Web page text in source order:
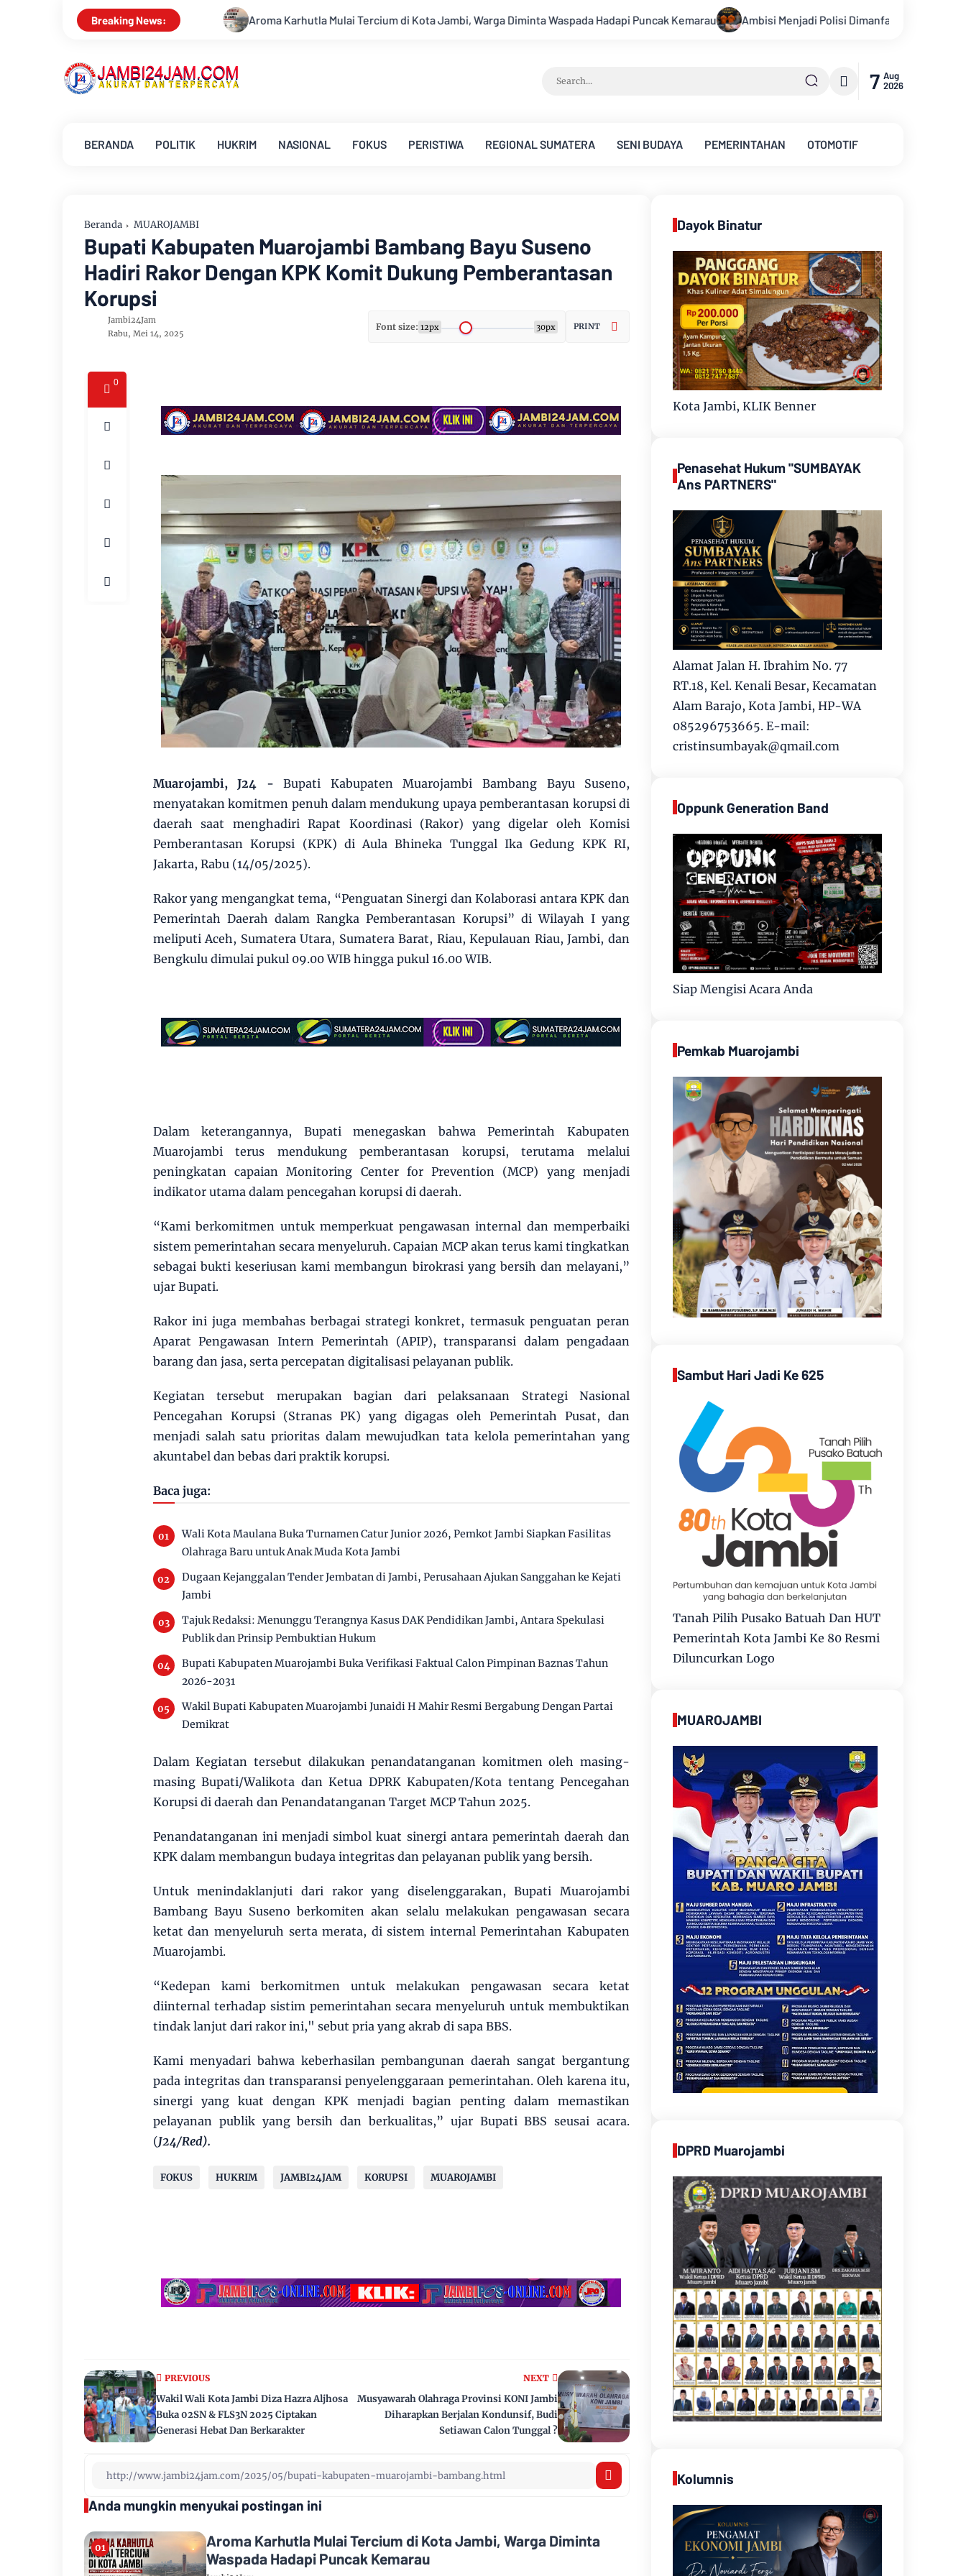
Breaking News:
Aroma Karhutla Mulai Tercium di Kota Jambi, Warga Diminta Waspada Hadapi Puncak Kemarau Ambisi Menjadi Polisi Dimanfaatkan Oknum, Dua Anggota Polda Jambi
7 Aug
2026
BERANDA POLITIK HUKRIM NASIONAL FOKUS PERISTIWA REGIONAL SUMATERA SENI BUDAYA PEMERINTAHAN OTOMOTIF
Beranda MUAROJAMBI
Bupati Kabupaten Muarojambi Bambang Bayu Suseno
Hadiri Rakor Dengan KPK Komit Dukung Pemberantasan
Korupsi
Jambi24Jam
Rabu, Mei 14, 2025
Font size: 12px 30px PRINT
0
Muarojambi, J24 -Bupati Kabupaten Muarojambi Bambang Bayu Suseno,
menyatakan komitmen penuh dalam mendukung upaya pemberantasan korupsi di
daerah saat menghadiri Rapat Koordinasi (Rakor) yang digelar oleh Komisi
Pemberantasan Korupsi (KPK) di Aula Bhineka Tunggal Ika Gedung KPK RI,
Jakarta, Rabu (14/05/2025).
Rakor yang mengangkat tema, “Penguatan Sinergi dan Kolaborasi antara KPK dan
Pemerintah Daerah dalam Rangka Pemberantasan Korupsi” di Wilayah I yang
meliputi Aceh, Sumatera Utara, Sumatera Barat, Riau, Kepulauan Riau, Jambi, dan
Bengkulu dimulai pukul 09.00 WIB hingga pukul 16.00 WIB.
Dalam keterangannya, Bupati menegaskan bahwa Pemerintah Kabupaten
Muarojambi terus mendukung pemberantasan korupsi, terutama melalui
peningkatan capaian Monitoring Center for Prevention (MCP) yang menjadi
indikator utama dalam pencegahan korupsi di daerah.
“Kami berkomitmen untuk memperkuat pengawasan internal dan memperbaiki
sistem pemerintahan secara menyeluruh. Capaian MCP akan terus kami tingkatkan
sebagai bukti keseriusan kami membangun birokrasi yang bersih dan melayani,”
ujar Bupati.
Rakor ini juga membahas berbagai strategi konkret, termasuk penguatan peran
Aparat Pengawasan Intern Pemerintah (APIP), transparansi dalam pengadaan
barang dan jasa, serta percepatan digitalisasi pelayanan publik.
Kegiatan tersebut merupakan bagian dari pelaksanaan Strategi Nasional
Pencegahan Korupsi (Stranas PK) yang digagas oleh Pemerintah Pusat, dan
menjadi salah satu prioritas dalam mewujudkan tata kelola pemerintahan yang
akuntabel dan bebas dari praktik korupsi.
Baca juga:
Wali Kota Maulana Buka Turnamen Catur Junior 2026, Pemkot Jambi Siapkan Fasilitas
Olahraga Baru untuk Anak Muda Kota Jambi
Dugaan Kejanggalan Tender Jembatan di Jambi, Perusahaan Ajukan Sanggahan ke Kejati
Jambi
Tajuk Redaksi: Menunggu Terangnya Kasus DAK Pendidikan Jambi, Antara Spekulasi
Publik dan Prinsip Pembuktian Hukum
Bupati Kabupaten Muarojambi Buka Verifikasi Faktual Calon Pimpinan Baznas Tahun
2026-2031
Wakil Bupati Kabupaten Muarojambi Junaidi H Mahir Resmi Bergabung Dengan Partai
Demikrat
Dalam Kegiatan tersebut dilakukan penandatanganan komitmen oleh masing-
masing Bupati/Walikota dan Ketua DPRK Kabupaten/Kota tentang Pencegahan
Korupsi di daerah dan Penandatanganan Target MCP Tahun 2025.
Penandatanganan ini menjadi simbol kuat sinergi antara pemerintah daerah dan
KPK dalam membangun budaya integritas dan pelayanan publik yang bersih.
Untuk menindaklanjuti dari rakor yang diselenggarakan, Bupati Muarojambi
Bambang Bayu Suseno berkomiten akan selalu melakukan pengawasan secara
ketat dan menyeluruh serta merata, di sistem internal Pemerintahan Kabupaten
Muarojambi.
“Kedepan kami berkomitmen untuk melakukan pengawasan secara ketat
diinternal terhadap sistim pemerintahan secara menyeluruh untuk membuktikan
tindak lanjut dari rakor ini," sebut pria yang akrab di sapa BBS.
Kami menyadari bahwa keberhasilan pembangunan daerah sangat bergantung
pada integritas dan transparansi penyelenggaraan pemerintahan. Oleh karena itu,
sinergi yang kuat dengan KPK menjadi bagian penting dalam memastikan
pelayanan publik yang bersih dan berkualitas,” ujar Bupati BBS seusai acara.
(J24/Red).
FOKUS HUKRIM JAMBI24JAM KORUPSI MUAROJAMBI
NEXT
Musyawarah Olahraga Provinsi KONI Jambi
Diharapkan Berjalan Kondunsif, Budi
Setiawan Calon Tunggal ?
PREVIOUS
Wakil Wali Kota Jambi Diza Hazra Aljhosa
Buka 02SN & FLS3N 2025 Ciptakan
Generasi Hebat Dan Berkarakter
Anda mungkin menyukai postingan ini
Aroma Karhutla Mulai Tercium di Kota Jambi, Warga Diminta
Waspada Hadapi Puncak Kemarau
Dayok Binatur
Kota Jambi, KLIK Benner
Penasehat Hukum "SUMBAYAK
Ans PARTNERS"
Alamat Jalan H. Ibrahim No. 77
RT.18, Kel. Kenali Besar, Kecamatan
Alam Barajo, Kota Jambi, HP-WA
085296753665. E-mail:
cristinsumbayak@qmail.com
Oppunk Generation Band
Siap Mengisi Acara Anda
Pemkab Muarojambi
Sambut Hari Jadi Ke 625
Tanah Pilih Pusako Batuah Dan HUT
Pemerintah Kota Jambi Ke 80 Resmi
Diluncurkan Logo
MUAROJAMBI
DPRD Muarojambi
Kolumnis